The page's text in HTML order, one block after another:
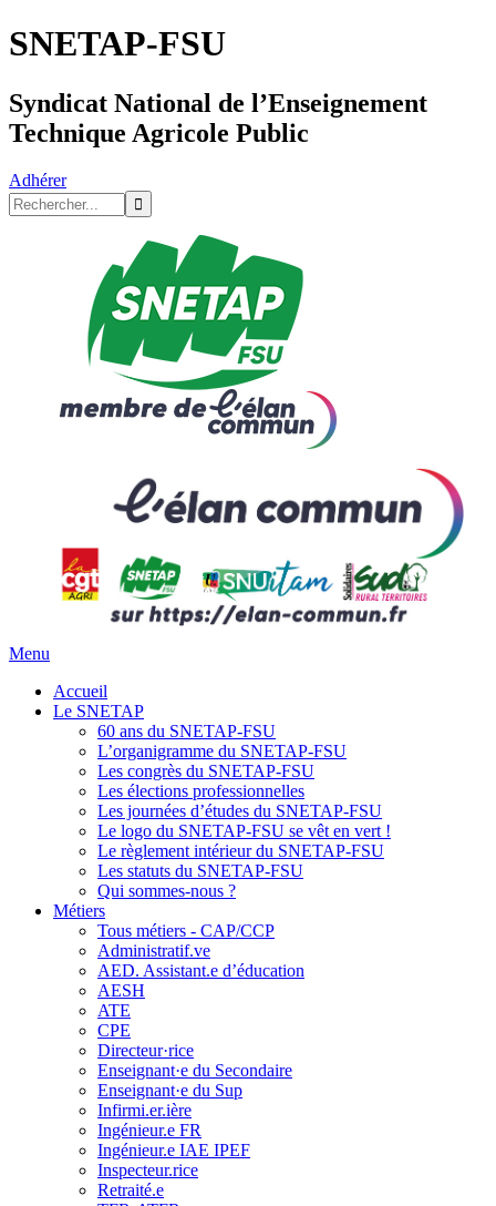
SNETAP-FSU
Syndicat National de l’Enseignement
Technique Agricole Public
Adhérer
Menu
Accueil
Le SNETAP
60 ans du SNETAP-FSU
L’organigramme du SNETAP-FSU
Les congrès du SNETAP-FSU
Les élections professionnelles
Les journées d’études du SNETAP-FSU
Le logo du SNETAP-FSU se vêt en vert !
Le règlement intérieur du SNETAP-FSU
Les statuts du SNETAP-FSU
Qui sommes-nous ?
Métiers
Tous métiers - CAP/CCP
Administratif.ve
AED. Assistant.e d’éducation
AESH
ATE
CPE
Directeur·rice
Enseignant·e du Secondaire
Enseignant·e du Sup
Infirmi.er.ière
Ingénieur.e FR
Ingénieur.e IAE IPEF
Inspecteur.rice
Retraité.e